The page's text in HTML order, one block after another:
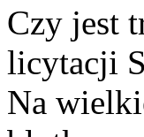
Czy jest
licytacji
Na